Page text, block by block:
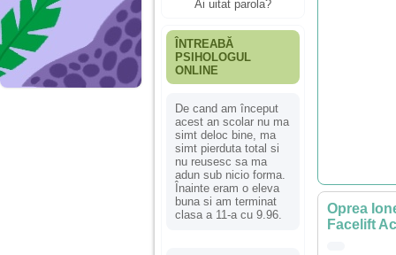
Ai uitat parola?
ÎNTREABĂ
PSIHOLOGUL
ONLINE
De cand am început
acest an scolar nu ma
simt deloc bine, ma
simt pierduta total si
nu reusesc sa ma
adun sub nicio forma.
Înainte eram o eleva
buna si am terminat
clasa a 11-a cu 9.96.
Oprea
Facelift